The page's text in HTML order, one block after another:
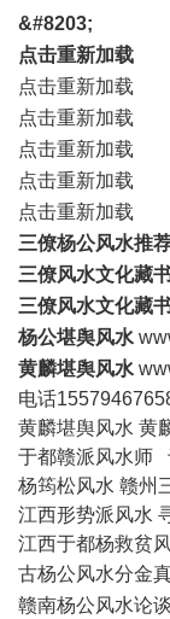
&#8203;
点击重新加载
点击重新加载
点击重新加载
点击重新加载
点击重新加载
点击重新加载
三僚杨公风水推
三僚风水文化藏
三僚风水文化藏
杨公堪舆风水
黄麟堪舆风水
电话
黄麟堪舆风水 黄
于都赣派风水师
杨筠松风水 赣州
江西形势派风水
江西于都杨救贫
古杨公风水分金
赣南杨公风水论